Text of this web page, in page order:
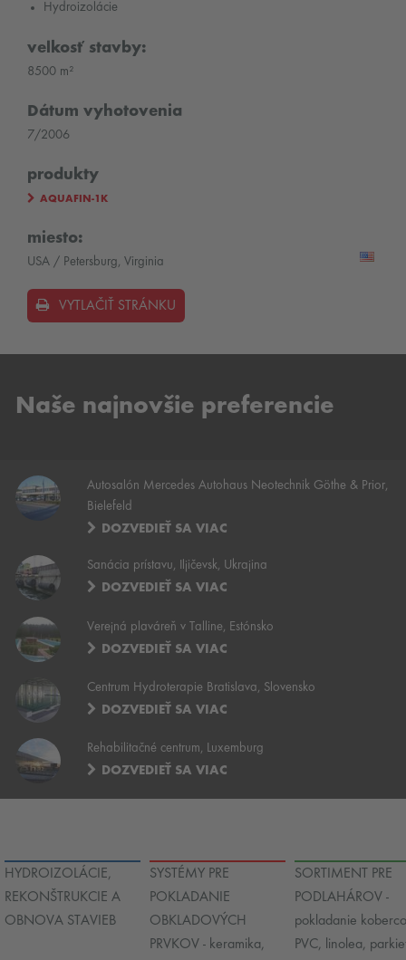
Hydroizolácie
velkosť stavby:
8500 m²
Dátum vyhotovenia
7/2006
produkty
AQUAFIN-1K
miesto:
USA / Petersburg, Virginia
VYTLAČIŤ STRÁNKU
Naše najnovšie preferencie
Autosalón Mercedes Autohaus Neotechnik Göthe & Prior,
Bielefeld
DOZVEDIEŤ SA VIAC
Sanácia prístavu, Iljičevsk, Ukrajina
DOZVEDIEŤ SA VIAC
Verejná plaváreň v Talline, Estónsko
DOZVEDIEŤ SA VIAC
Centrum Hydroterapie Bratislava, Slovensko
DOZVEDIEŤ SA VIAC
Rehabilitačné centrum, Luxemburg
DOZVEDIEŤ SA VIAC
HYDROIZOLÁCIE,
REKONŠTRUKCIE A
OBNOVA STAVIEB
SYSTÉMY PRE
POKLADANIE
OBKLADOVÝCH
PRVKOV - keramika,
SORTIMENT PRE
PODLAHÁROV -
pokladanie
PVC, linolea,